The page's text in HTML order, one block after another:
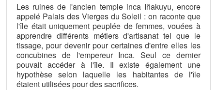
Les ruines de l'ancien temple inca Iñakuyu, encore
appelé Palais des Vierges du Soleil : on raconte que
l'île était uniquement peuplée de femmes, vouées à
apprendre différents métiers d'artisanat tel que le
tissage, pour devenir pour certaines d'entre elles les
concubines de l'empereur Inca. Seul ce dernier
pouvait accéder à l'île. Il existe également une
hypothèse selon laquelle les habitantes de l'île
étaient utilisées pour des sacrifices.